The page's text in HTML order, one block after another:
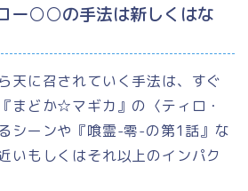
ー○○の手法は新しくはな
天に召されていく手法は、すぐ
まどか☆マギカ』の〈ティロ・
シーンや『喰霊-零-の第1話』な
いもしくはそれ以上のインパク